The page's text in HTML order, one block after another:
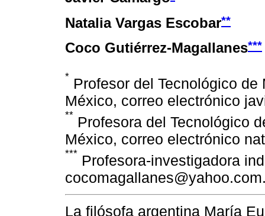
Natalia Vargas Escobar**
Coco Gutiérrez-Magallanes***
* Profesor del Tecnológico
México, correo electrónico
** Profesora del Tecnológico
México, correo electrónico
*** Profesora-investigadora
La filósofa argentina María